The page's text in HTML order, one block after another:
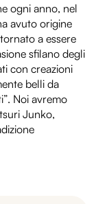
ogni anno, nel
avuto origine
a essere
sfilano degli
con creazioni
belli da
Noi avremo
Junko,